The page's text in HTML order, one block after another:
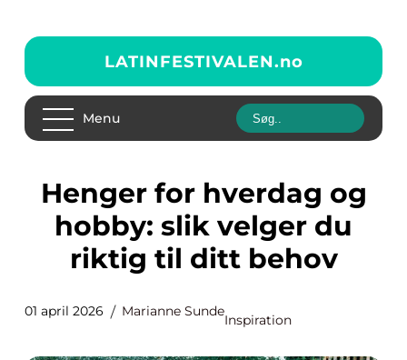
LATINFESTIVALEN.no
Menu
Henger for hverdag og
hobby: slik velger du
riktig til ditt behov
01 april 2026 Marianne Sunde
Inspiration